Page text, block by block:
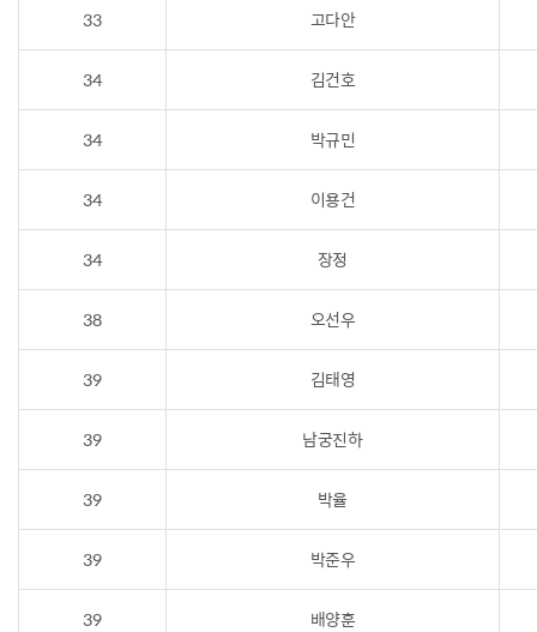
33 고다안
34 김건호
34 박규민
34 이용건
34 장정
38 오선우
39 김태영
39 남궁진하
39 박율
39 박준우
39 배양훈